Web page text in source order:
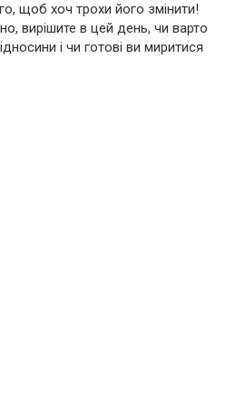
щоб хоч трохи його змінити!
вирішите в цей день, чи варто
і чи готові ви миритися